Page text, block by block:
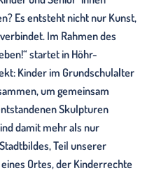
Es entsteht nicht nur Kunst,
Im Rahmen des
startet in Höhr-
Kinder im Grundschulalter
um gemeinsam
Skulpturen
damit mehr als nur
Teil unserer
Ortes, der Kinderrechte